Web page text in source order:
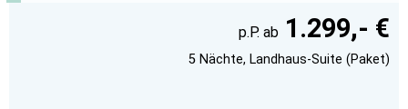
1.299,- €
5 Nächte, Landhaus-Suite (Paket)